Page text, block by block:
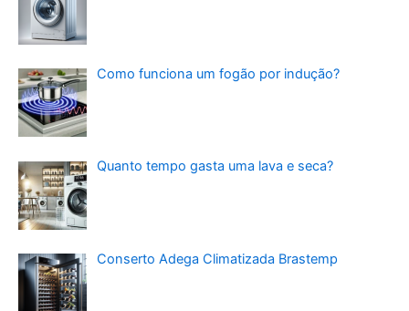
Como funciona um fogão por indução?
Quanto tempo gasta uma lava e seca?
Conserto Adega Climatizada Brastemp